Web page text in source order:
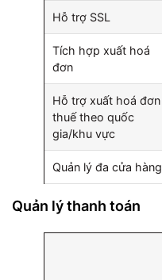
Hỗ trợ SSL
Tích hợp xuất hoá
đơn
Hỗ trợ xuất hoá đơn
thuế theo quốc
gia/khu vực
Quản lý đa cửa hàng
Quản lý thanh toán